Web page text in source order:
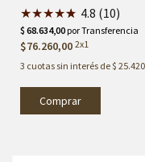
★★★★★
★ 4.8 (10)
$76.260,00 2x1
3 cuotas sin interés de$
Comprar